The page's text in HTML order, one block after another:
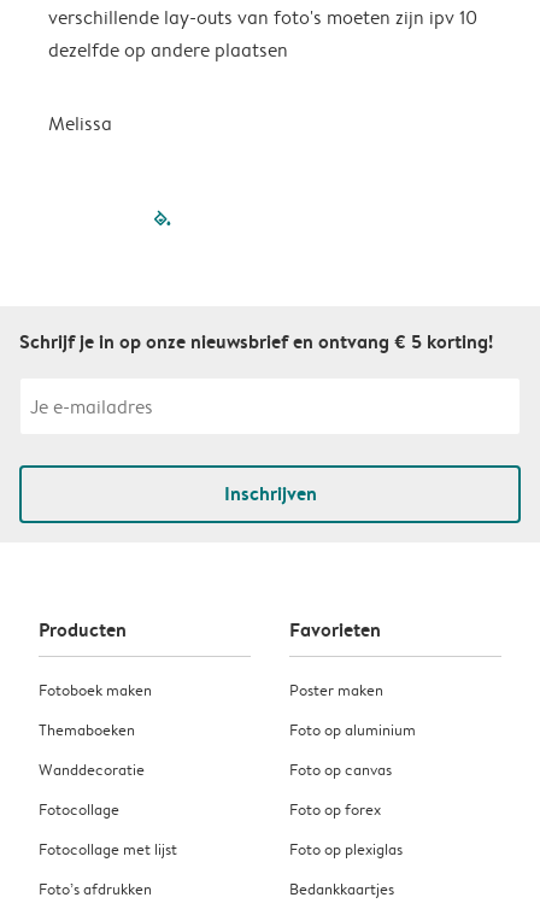
verschillende lay-outs van foto's moeten zijn ipv 10
dezelfde op andere plaatsen
Melissa
filled-pagination
Schrijf je in op onze nieuwsbrief en ontvang € 5 korting!
Inschrijven
Producten
Fotoboek maken
Themaboeken
Wanddecoratie
Fotocollage
Fotocollage met lijst
Foto’s afdrukken
Favorieten
Poster maken
Foto op aluminium
Foto op canvas
Foto op forex
Foto op plexiglas
Bedankkaartjes